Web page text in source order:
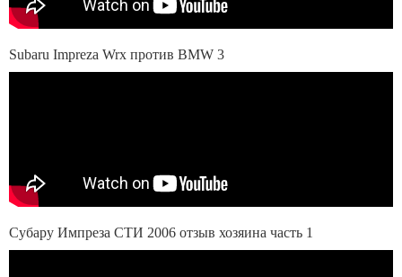
Subaru Impreza Wrx против BMW 3
Субару Импреза СТИ 2006 отзыв хозяина часть 1